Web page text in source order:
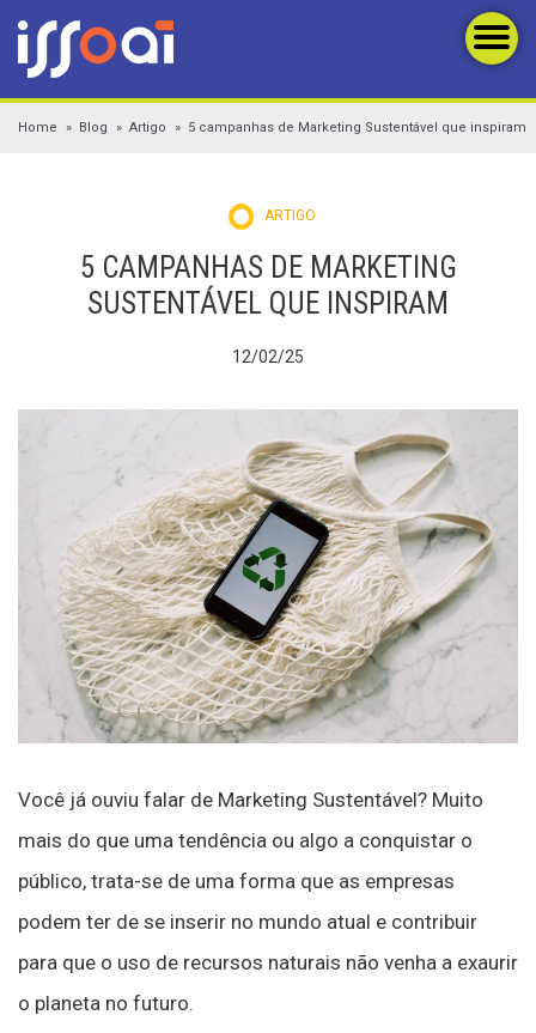
Home Blog Artigo 5 campanhas de Marketing Sustentável que inspiram
ARTIGO
5 CAMPANHAS DE MARKETING
SUSTENTÁVEL QUE INSPIRAM
12/02/25
Você já ouviu falar de Marketing Sustentável? Muito
mais do que uma tendência ou algo a conquistar o
público, trata-se de uma forma que as empresas
podem ter de se inserir no mundo atual e contribuir
para que o uso de recursos naturais não venha a exaurir
o planeta no futuro.